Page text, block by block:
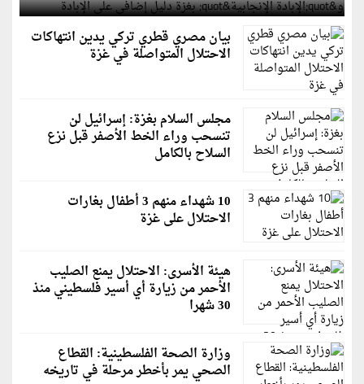
بيان مصري قطري تركي يدين انتهاكات
الاحتلال المتواصلة في غزة
مجلس السلام بغزة: إسرائيل لن
تنسحب وراء الخط الأصفر قبل نزع
السلاح بالكامل
10 شهداء منهم 3 أطفال بغارات
الاحتلال على غزة
هيئة الأسرى: الاحتلال يمنع الصليب
الأحمر من زيارة أي أسير فلسطيني منذ
30 شهرا
وزارة الصحة الفلسطينية: القطاع
الصحي يمر بأخطر مرحلة في تاريخه